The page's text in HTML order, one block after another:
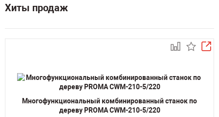
Хиты продаж
Многофункциональный комбинированный станок по
дереву PROMA CWM-210-5/220